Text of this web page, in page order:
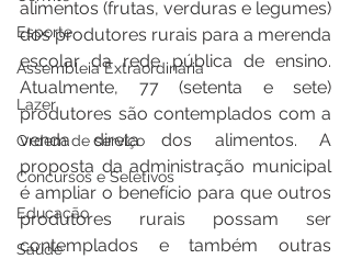
Esporte
Assembleia Extraordinária
Lazer
Ordem de serviço
Concursos e Seletivos
Educação
Saúde
alimentos (frutas, verduras e legumes)
dos produtores rurais para a merenda
escolar da rede pública de ensino.
Atualmente, 77 (setenta e sete)
produtores são contemplados com a
venda direta dos alimentos. A
proposta da administração municipal
é ampliar o benefício para que outros
produtores rurais possam ser
contemplados e também outras